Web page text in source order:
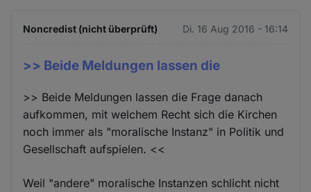
Noncredist (nicht überprüft) Di. 16 Aug 2016 - 16:14
>> Beide Meldungen lassen die
>> Beide Meldungen lassen die Frage danach
aufkommen, mit welchem Recht sich die Kirchen
noch immer als "moralische Instanz" in Politik und
Gesellschaft aufspielen. <<
Weil "andere" moralische Instanzen schlicht nicht